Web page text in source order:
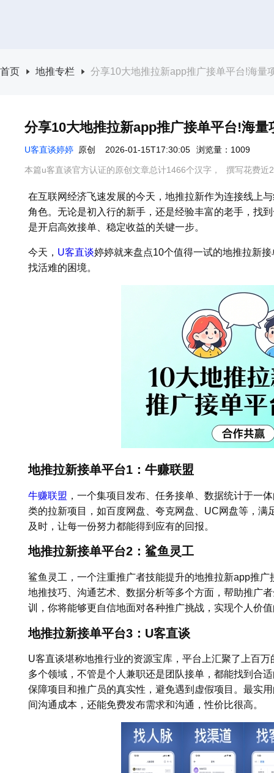
首页 地推专栏 分享10大地推拉新app推广接单平台!海量
分享10大地推拉新app推广接单平台!海
U客直谈婷婷 原创 2026-01-15T17:30:05 浏览量：1009
本篇u客直谈官方认证的原创文章总计1466个汉字， 撰写花费近
在互联网经济飞速发展的今天，地推拉新作为连接线上
角色。无论是初入行的新手，还是经验丰富的老手，找
是开启高效接单、稳定收益的关键一步。
今天， U客直谈婷婷就来盘点10个值得一试的地推拉新
找活难的困境。
地推拉新接单平台1：牛赚联盟
牛赚联盟 ，一个集项目发布、任务接单、数据统计于一
类的拉新项目，如百度网盘、夸克网盘、UC网盘等，满
及时，让每一份努力都能得到应有的回报。
地推拉新接单平台2：鲨鱼灵工
鲨鱼灵工，一个注重推广者技能提升的地推拉新app推
地推技巧、沟通艺术、数据分析等多个方面，帮助推广
训，你将能够更自信地面对各种推广挑战，实现个人价
地推拉新接单平台3：U客直谈
U客直谈堪称地推行业的资源宝库，平台上汇聚了上百万
多个领域，不管是个人兼职还是团队接单，都能找到合
保障项目和推广员的真实性，避免遇到虚假项目。最实
间沟通成本，还能免费发布需求和沟通，性价比很高。